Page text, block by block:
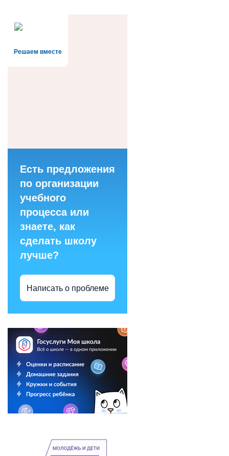
Решаем вместе
Есть предложения
по организации
учебного
процесса или
знаете, как
сделать школу
лучше?
Написать о проблеме